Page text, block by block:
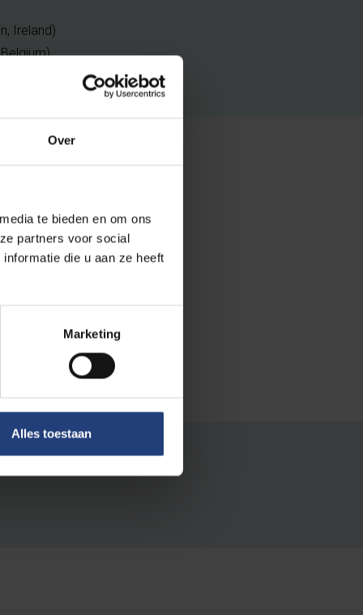
Over
te bieden en om ons
partners voor social
die u aan ze heeft
Marketing
Alles toestaan
Ireland)